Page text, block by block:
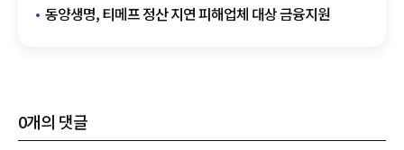
동양생명, 티메프 정산 지연 피해업체 대상 금융지원
0개의 댓글